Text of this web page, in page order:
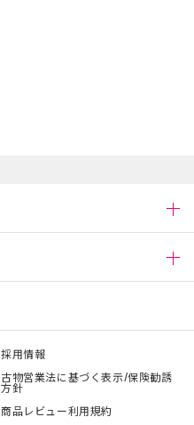
採用情報
古物営業法に基づく表示/保険勧誘
方針
商品レビュー利用規約